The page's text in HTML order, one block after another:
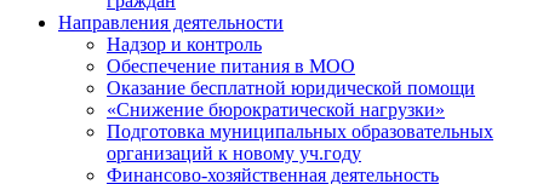
Направления деятельности
Надзор и контроль
Обеспечение питания в МОО
Оказание бесплатной юридической помощи
«Снижение бюрократической нагрузки»
Подготовка муниципальных образовательных
организаций к новому уч.году
Финансово-хозяйственная деятельность